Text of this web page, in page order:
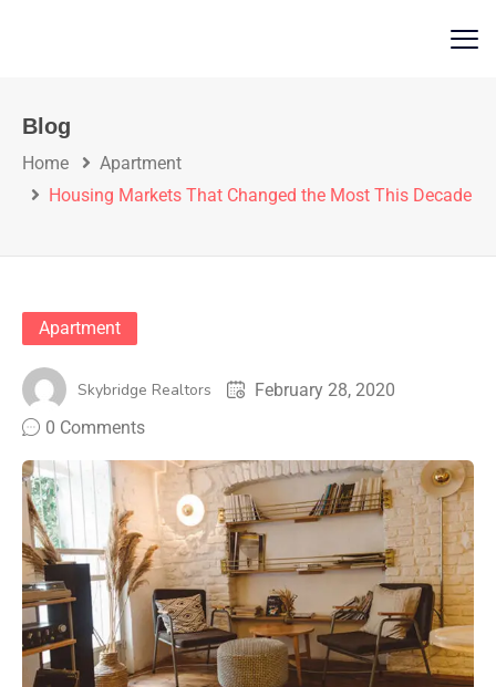
Blog
Home
Apartment
Housing Markets That Changed the Most This Decade
Apartment
Skybridge Realtors
February 28, 2020
0 Comments